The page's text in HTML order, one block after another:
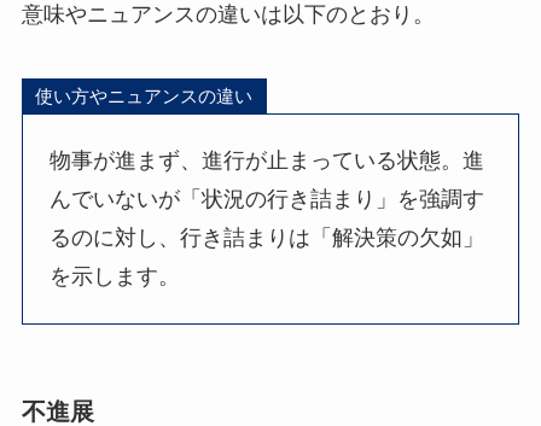
意味やニュアンスの違いは以下のとおり。
使い方やニュアンスの違い
物事が進まず、進行が止まっている状態。進
んでいないが「状況の行き詰まり」を強調す
るのに対し、行き詰まりは「解決策の欠如」
を示します。
不進展